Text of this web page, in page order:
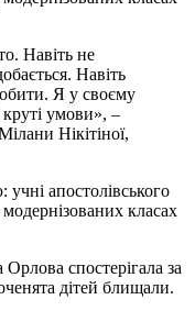
Навіть не
Навіть
Я у своєму
круті умови», –
Нікітіної,
спостерігала за
дітей блищали.